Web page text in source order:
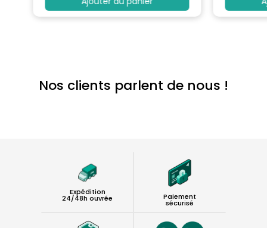
Nos clients parlent de nous !
Expédition
24/48h ouvrée Paiement
sécurisé